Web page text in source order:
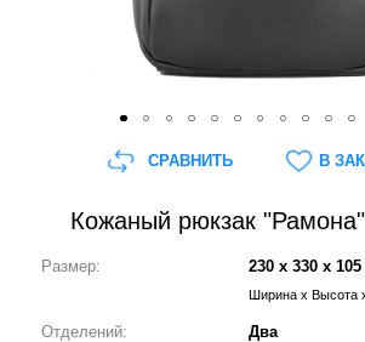
Кожаный рюкзак
Размер: 230 x 330 x
Ширина x Высота
Отделений: Два
СРАВНИТЬ В